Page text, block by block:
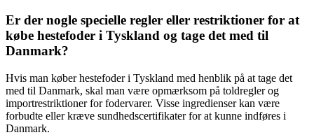
Er der nogle specielle regler eller restriktioner for at
købe hestefoder i Tyskland og tage det med til
Danmark?
Hvis man køber hestefoder i Tyskland med henblik på at tage det
med til Danmark, skal man være opmærksom på toldregler og
importrestriktioner for fodervarer. Visse ingredienser kan være
forbudte eller kræve sundhedscertifikater for at kunne indføres i
Danmark.